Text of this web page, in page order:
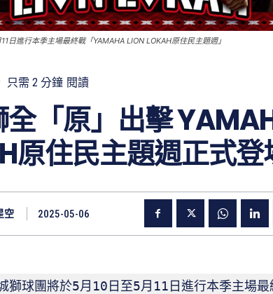
日進行本季主場最終戰「YAMAHA LION LOKAH原住民主題週」
只需 2 分鐘 閱讀
「原」出擊
原住民主題週正式登
空 2025-05-06
獅球團將於5月10日至5月11日進行本季主場最